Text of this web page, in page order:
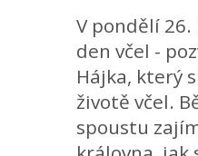
V pondělí
den včel -
Hájka, který
životě včel.
spoustu